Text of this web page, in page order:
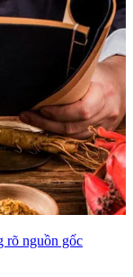
rõ nguồn gốc